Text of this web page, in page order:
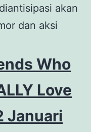
akan
dan aksi
Who
Love
Januari